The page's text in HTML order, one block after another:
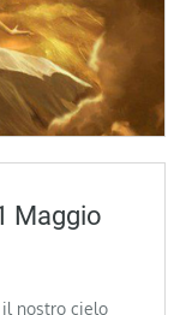
Maggio
il nostro cielo